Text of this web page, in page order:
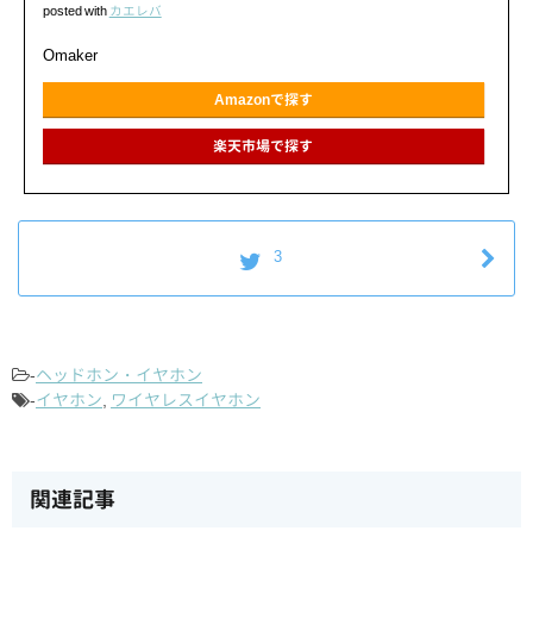
posted with カエレバ
Omaker
Amazonで探す
楽天市場で探す
3
-ヘッドホン・イヤホン
-イヤホン, ワイヤレスイヤホン
関連記事